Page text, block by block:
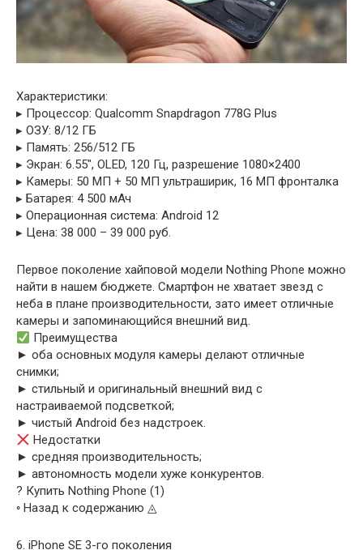
Характеристики:
▸ Процессор: Qualcomm Snapdragon 778G Plus
▸ ОЗУ: 8/12 ГБ
▸ Память: 256/512 ГБ
▸ Экран: 6.55″, OLED, 120 Гц, разрешение 1080×2400
▸ Камеры: 50 МП + 50 МП ультраширик, 16 МП фронталка
▸ Батарея: 4 500 мАч
▸ Операционная система: Android 12
▸ Цена: 38 000 – 39 000 руб.
Первое поколение хайповой модели Nothing Phone можно
найти в нашем бюджете. Смартфон не хватает звезд с
неба в плане производительности, зато имеет отличные
камеры и запоминающийся внешний вид.
Преимущества
► оба основных модуля камеры делают отличные
снимки;
► стильный и оригинальный внешний вид с
настраиваемой подсветкой;
► чистый Android без надстроек.
Недостатки
► средняя производительность;
► автономность модели хуже конкурентов.
? Купить Nothing Phone (1)
◦ Назад к содержанию ◬
6. iPhone SE 3-го поколения